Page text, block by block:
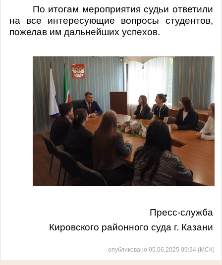
По итогам мероприятия судьи ответили
на все интересующие вопросы студентов,
пожелав им дальнейших успехов.
Пресс-служба
Кировского районного суда г. Казани
опубликовано 05.06.2025 09:34 (МСК)